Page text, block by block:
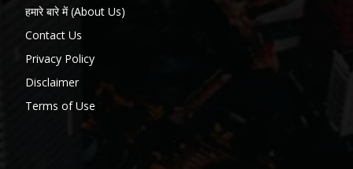
हमारे बारे में (About Us)
Contact Us
Privacy Policy
Disclaimer
Terms of Use